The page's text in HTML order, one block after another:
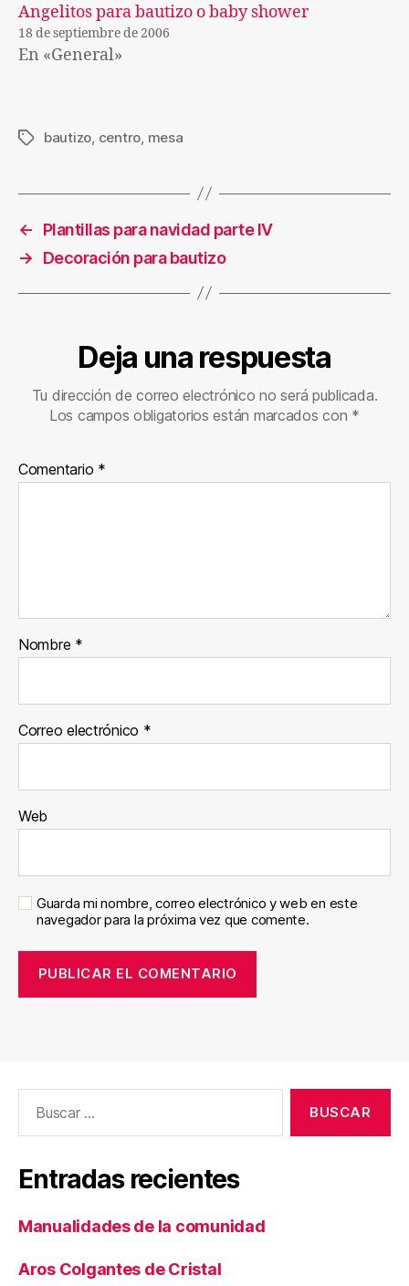
Angelitos para bautizo o baby shower
18 de septiembre de 2006
En «General»
Etiquetas
bautizo centro mesa
←
Plantillas para navidad parte IV
→
Decoración para bautizo
Deja una respuesta
Tu dirección de correo electrónico no será publicada.
Los campos obligatorios están marcados con *
Comentario *
Nombre *
Correo electrónico *
Web
Guarda mi nombre, correo electrónico y web en este
navegador para la próxima vez que comente.
Entradas recientes
Manualidades de la comunidad
Aros Colgantes de Cristal